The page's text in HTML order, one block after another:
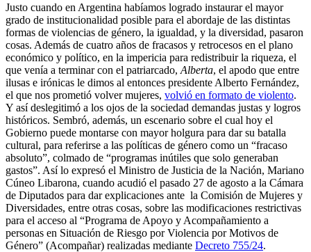
Justo cuando en Argentina habíamos logrado instaurar el mayor
grado de institucionalidad posible para el abordaje de las distintas
formas de violencias de género, la igualdad, y la diversidad, pasaron
cosas. Además de cuatro años de fracasos y retrocesos en el plano
económico y político, en la impericia para redistribuir la riqueza, el
que venía a terminar con el patriarcado, Alberta, el apodo que entre
ilusas e irónicas le dimos al entonces presidente Alberto Fernández,
el que nos prometió volver mujeres, volvió en formato de violento.
Y así deslegitimó a los ojos de la sociedad demandas justas y logros
históricos. Sembró, además, un escenario sobre el cual hoy el
Gobierno puede montarse con mayor holgura para dar su batalla
cultural, para referirse a las políticas de género como un “fracaso
absoluto”, colmado de “programas inútiles que solo generaban
gastos”. Así lo expresó el Ministro de Justicia de la Nación, Mariano
Cúneo Libarona, cuando acudió el pasado 27 de agosto a la Cámara
de Diputados para dar explicaciones ante la Comisión de Mujeres y
Diversidades, entre otras cosas, sobre las modificaciones restrictivas
para el acceso al “Programa de Apoyo y Acompañamiento a
personas en Situación de Riesgo por Violencia por Motivos de
Género” (Acompañar) realizadas mediante Decreto 755/24.